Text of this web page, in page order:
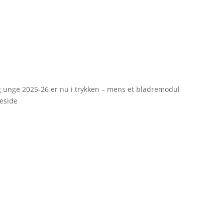
2025-26 er nu i trykken – mens et bladremodul